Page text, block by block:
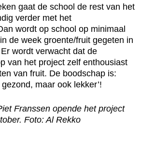
gaat de school de rest van het
verder met het
wordt op school op minimaal
de week groente/fruit gegeten in
wordt verwacht dat de
van het project zelf enthousiast
van fruit. De boodschap is:
maar ook lekker’!
Franssen opende het project
Foto: Al Rekko